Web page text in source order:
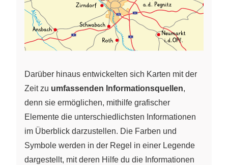
Darüber hinaus entwickelten sich Karten mit der
Zeit zu umfassenden Informationsquellen,
denn sie ermöglichen, mithilfe grafischer
Elemente die unterschiedlichsten Informationen
im Überblick darzustellen. Die Farben und
Symbole werden in der Regel in einer Legende
dargestellt, mit deren Hilfe du die Informationen